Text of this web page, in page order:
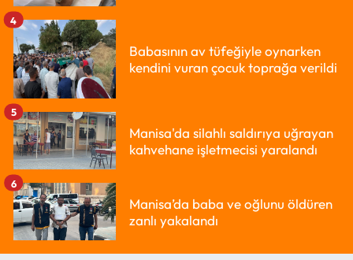
Babasının av tüfeğiyle oynarken
kendini vuran çocuk toprağa verildi
4
Manisa'da silahlı saldırıya uğrayan
kahvehane işletmecisi yaralandı
5
Manisa’da baba ve oğlunu öldüren
zanlı yakalandı
6